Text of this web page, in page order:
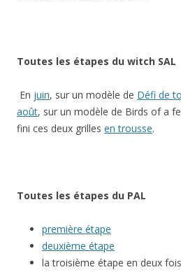
Toutes les étapes du witch SAL
En juin, sur un modèle de Défi de
août, sur un modèle de Birds of a
fini ces deux grilles en trousse.
Toutes les étapes du PAL
première étape
deuxième étape
la troisième étape en deux